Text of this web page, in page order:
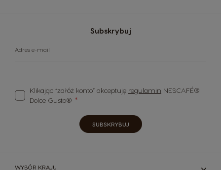
Subskrybuj
Adres e-mail
Klikając “załóż konto” akceptuję regulamin NESCAFÉ®
Dolce Gusto®
SUBSKRYBUJ
WYBÓR KRAJU